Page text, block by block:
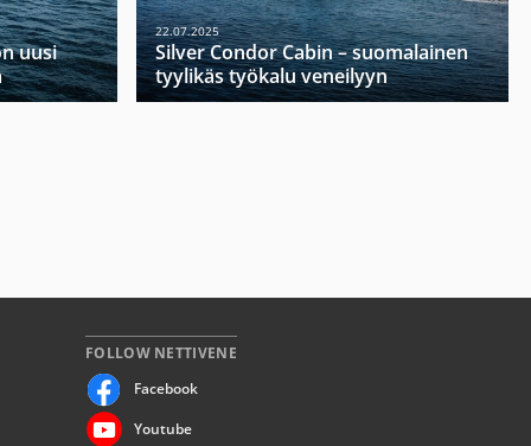
uusi
22.07.2025
Silver Condor Cabin – suomalainen
tyylikäs työkalu veneilyyn
FOLLOW NETTIVENE
Facebook
Youtube